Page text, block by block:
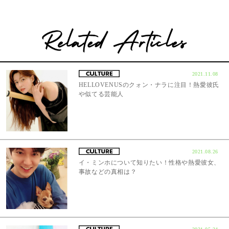
2021.11.08
HELLOVENUSのクォン・ナラに注目！熱愛彼氏
や似てる芸能人
2021.08.26
イ・ミンホについて知りたい！性格や熱愛彼女、
事故などの真相は？